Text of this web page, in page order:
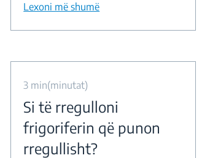
Lexoni më shumë
3 min(minutat)
Si të rregulloni
frigoriferin që punon
rregullisht?